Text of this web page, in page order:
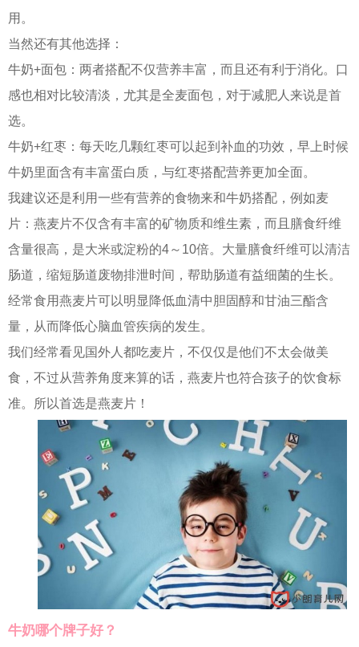
用。
当然还有其他选择：
牛奶+面包：两者搭配不仅营养丰富，而且还有利于消化。口
感也相对比较清淡，尤其是全麦面包，对于减肥人来说是首
选。
牛奶+红枣：每天吃几颗红枣可以起到补血的功效，早上时候
牛奶里面含有丰富蛋白质，与红枣搭配营养更加全面。
我建议还是利用一些有营养的食物来和牛奶搭配，例如麦
片：燕麦片不仅含有丰富的矿物质和维生素，而且膳食纤维
含量很高，是大米或淀粉的4～10倍。大量膳食纤维可以清洁
肠道，缩短肠道废物排泄时间，帮助肠道有益细菌的生长。
经常食用燕麦片可以明显降低血清中胆固醇和甘油三酯含
量，从而降低心脑血管疾病的发生。
我们经常看见国外人都吃麦片，不仅仅是他们不太会做美
食，不过从营养角度来算的话，燕麦片也符合孩子的饮食标
准。所以首选是燕麦片！
牛奶哪个牌子好？